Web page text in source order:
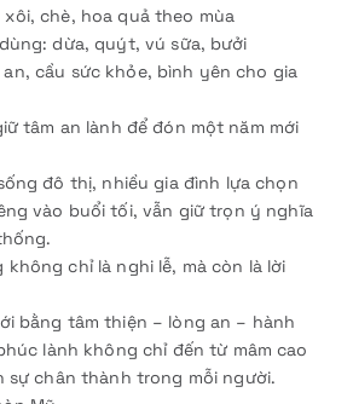
chè, hoa quả theo mùa
dừa, quýt, vú sữa, bưởi
cầu sức khỏe, bình yên cho gia
tâm an lành để đón một năm mới
đô thị, nhiều gia đình lựa chọn
vào buổi tối, vẫn giữ trọn ý nghĩa
không chỉ là nghi lễ, mà còn là lời
bằng tâm thiện – lòng an – hành
lành không chỉ đến từ mâm cao
sự chân thành trong mỗi người.